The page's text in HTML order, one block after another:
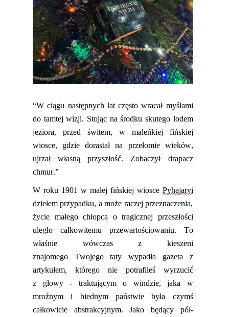
“W ciągu następnych lat często wracał myślami
do tamtej wizji. Stojąc na środku skutego lodem
jeziora, przed świtem, w maleńkiej fińskiej
wiosce, gdzie dorastał na przełomie wieków,
ujrzał własną przyszłość. Zobaczył drapacz
chmur.”
W roku 1901 w małej fińskiej wiosce Pyhajarvi
dziełem przypadku, a może raczej przeznaczenia,
życie małego chłopca o tragicznej przeszłości
uległo całkowitemu przewartościowaniu. To
właśnie wówczas z kieszeni
znajomego Twojegotaty wypadła gazeta z
artykułem, którego nie potrafiłeśwyrzucić
z głowy - traktującym o windzie, jaka w
mroźnym i biednym państwie była czymś
całkowicie abstrakcyjnym.Jako będącypół-